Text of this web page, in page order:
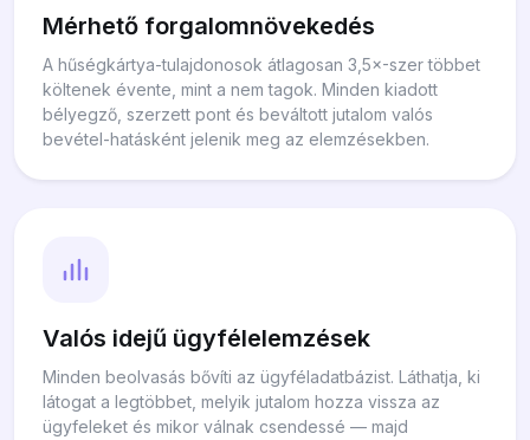
Mérhető forgalomnövekedés
A hűségkártya-tulajdonosok átlagosan 3,5×-szer többet
költenek évente, mint a nem tagok. Minden kiadott
bélyegző, szerzett pont és beváltott jutalom valós
bevétel-hatásként jelenik meg az elemzésekben.
Valós idejű ügyfélelemzések
Minden beolvasás bővíti az ügyféladatbázist. Láthatja, ki
látogat a legtöbbet, melyik jutalom hozza vissza az
ügyfeleket és mikor válnak csendessé — majd